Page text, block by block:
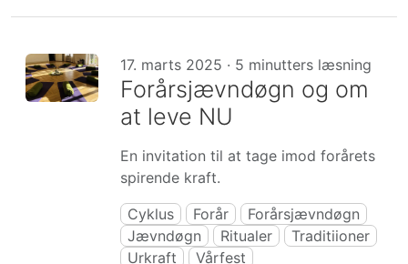
17. marts 2025 · 5 minutters læsning
Forårsjævndøgn og om
at leve NU
En invitation til at tage imod forårets
spirende kraft.
Cyklus
Forår
Forårsjævndøgn
Jævndøgn
Ritualer
Traditiioner
Urkraft
Vårfest